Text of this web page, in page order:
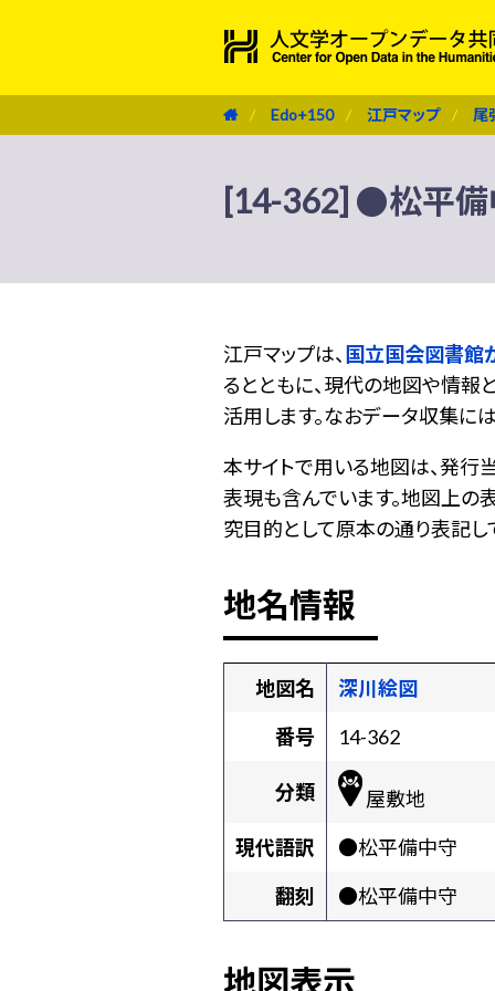
Edo+150 江戸マップ 尾
[14-362] ●松平備
江戸マップは、 国立国会図書館
るとともに、現代の地図や情報
活用します。なおデータ収集に
本サイトで用いる地図は、発行
表現も含んでいます。地図上の
究目的として原本の通り表記し
地名情報
地図名
深川絵図
番号
14-362
分類
屋敷地
現代語訳
●松平備中守
翻刻
●松平備中守
地図表示